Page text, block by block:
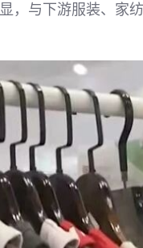
，与下游服装、家